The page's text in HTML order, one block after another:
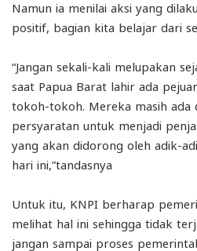
Namun ia menilai aksi yang
positif, bagian kita belajar dari
“Jangan sekali-kali melupakan
saat Papua Barat lahir ada
tokoh-tokoh. Mereka masih ada
persyaratan untuk menjadi
yang akan didorong oleh adik-
hari ini,”tandasnya
Untuk itu, KNPI berharap
melihat hal ini sehingga tidak
jangan sampai proses